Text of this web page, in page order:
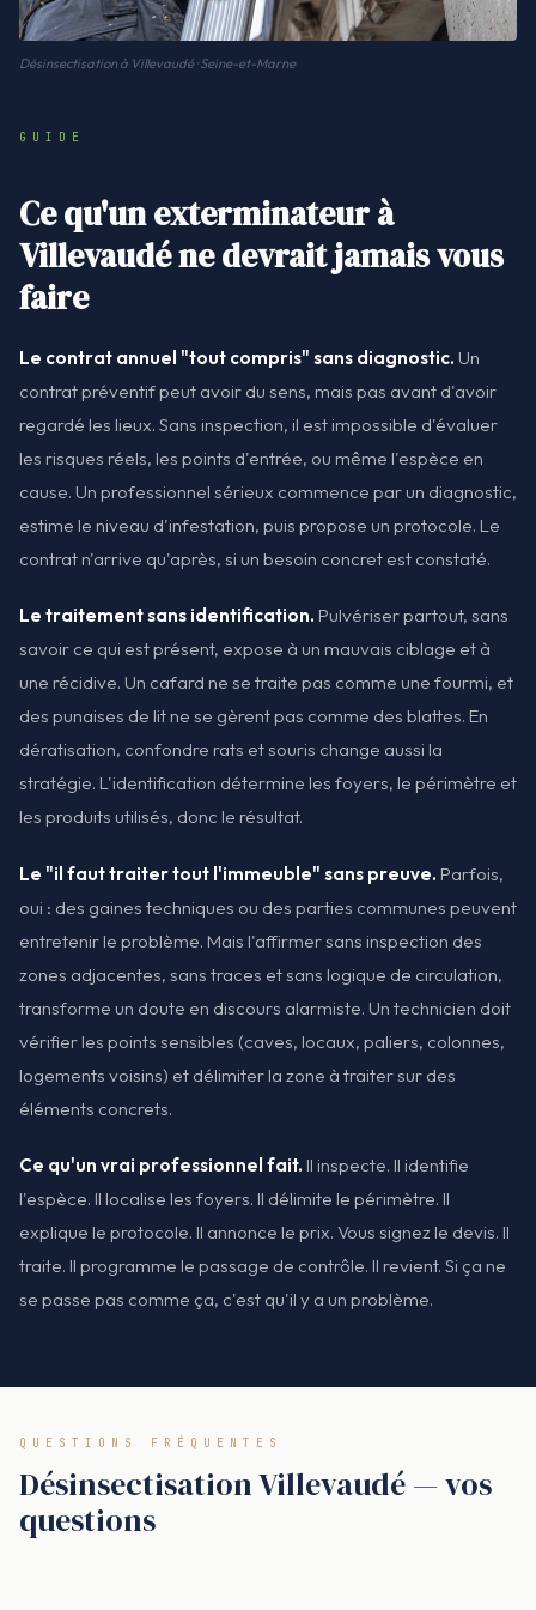
Désinsectisation à Villevaudé · Seine-et-Marne
GUIDE
Ce qu'un exterminateur à
Villevaudé ne devrait jamais vous
faire
Le contrat annuel "tout compris" sans diagnostic. Un
contrat préventif peut avoir du sens, mais pas avant d'avoir
regardé les lieux. Sans inspection, il est impossible d'évaluer
les risques réels, les points d'entrée, ou même l'espèce en
cause. Un professionnel sérieux commence par un diagnostic,
estime le niveau d'infestation, puis propose un protocole. Le
contrat n'arrive qu'après, si un besoin concret est constaté.
Le traitement sans identification. Pulvériser partout, sans
savoir ce qui est présent, expose à un mauvais ciblage et à
une récidive. Un cafard ne se traite pas comme une fourmi, et
des punaises de lit ne se gèrent pas comme des blattes. En
dératisation, confondre rats et souris change aussi la
stratégie. L'identification détermine les foyers, le périmètre et
les produits utilisés, donc le résultat.
Le "il faut traiter tout l'immeuble" sans preuve. Parfois,
oui : des gaines techniques ou des parties communes peuvent
entretenir le problème. Mais l'affirmer sans inspection des
zones adjacentes, sans traces et sans logique de circulation,
transforme un doute en discours alarmiste. Un technicien doit
vérifier les points sensibles (caves, locaux, paliers, colonnes,
logements voisins) et délimiter la zone à traiter sur des
éléments concrets.
Ce qu'un vrai professionnel fait. Il inspecte. Il identifie
l'espèce. Il localise les foyers. Il délimite le périmètre. Il
explique le protocole. Il annonce le prix. Vous signez le devis. Il
traite. Il programme le passage de contrôle. Il revient. Si ça ne
se passe pas comme ça, c'est qu'il y a un problème.
QUESTIONS FRÉQUENTES
Désinsectisation Villevaudé — vos
questions